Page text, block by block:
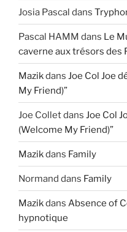
Josia Pascal dans
Pascal HAMM dans Le
caverne aux trésors des
Mazikdans Joe Col Joe
My Friend)”
Joe Colletdans Joe Col
(Welcome My Friend)”
Mazikdans Family
Normand dans Family
Mazikdans Absence of
hypnotique